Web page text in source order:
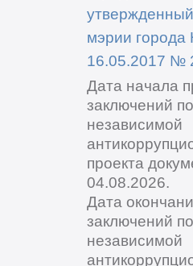
мэрии города
16.05.2017 №
Дата начала
заключений
независимой
проекта
04.08.2026.
Дата
заключений
независимой